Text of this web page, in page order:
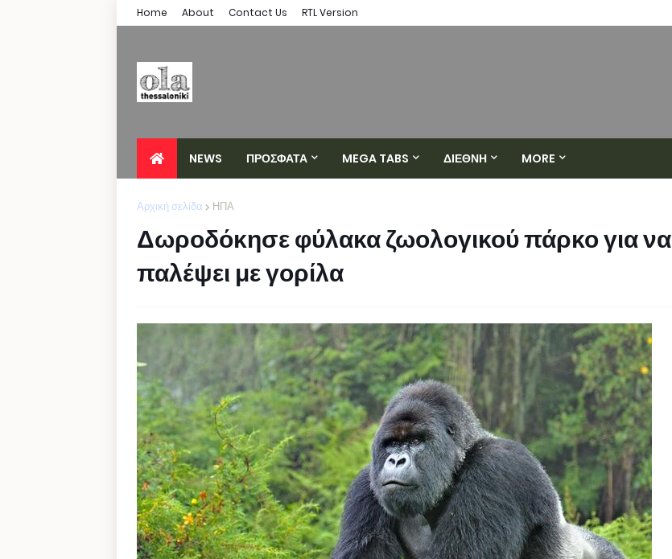
Home About Contact Us RTL Version
NEWS ΠΡΟΣΦΑΤΑ MEGA TABS ΔΙΕΘΝΗ MORE
Αρχική σελίδα ΗΠΑ
Δωροδόκησε φύλακα ζωολογικού πάρκο για να
παλέψει με γορίλα